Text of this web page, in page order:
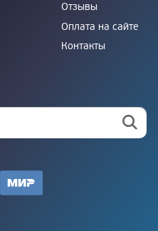
Отзывы
Оплата на сайте
Контакты